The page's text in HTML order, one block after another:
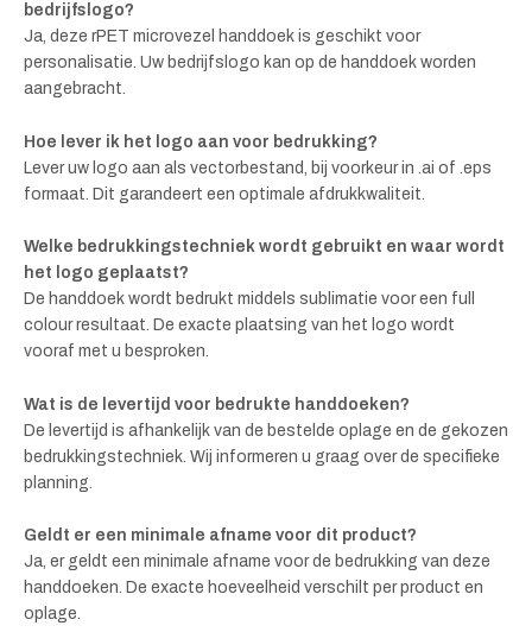
bedrijfslogo?
Ja, deze rPET microvezel handdoek is geschikt voor
personalisatie. Uw bedrijfslogo kan op de handdoek worden
aangebracht.
Hoe lever ik het logo aan voor bedrukking?
Lever uw logo aan als vectorbestand, bij voorkeur in .ai of .eps
formaat. Dit garandeert een optimale afdrukkwaliteit.
Welke bedrukkingstechniek wordt gebruikt en waar wordt
het logo geplaatst?
De handdoek wordt bedrukt middels sublimatie voor een full
colour resultaat. De exacte plaatsing van het logo wordt
vooraf met u besproken.
Wat is de levertijd voor bedrukte handdoeken?
De levertijd is afhankelijk van de bestelde oplage en de gekozen
bedrukkingstechniek. Wij informeren u graag over de specifieke
planning.
Geldt er een minimale afname voor dit product?
Ja, er geldt een minimale afname voor de bedrukking van deze
handdoeken. De exacte hoeveelheid verschilt per product en
oplage.